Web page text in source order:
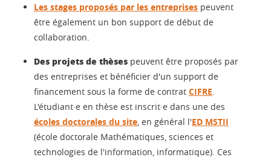
Les stages proposés par les entreprises peuvent
être également un bon support de début de
collaboration.
Des projets de thèses peuvent être proposés par
des entreprises et bénéficier d'un support de
financement sous la forme de contrat CIFRE
L'étudiant·e en thèse est inscrit·e dans une des
écoles doctorales du site , en général l'ED MSTII
(école doctorale Mathématiques, sciences et
technologies de l'information, informatique). Ces